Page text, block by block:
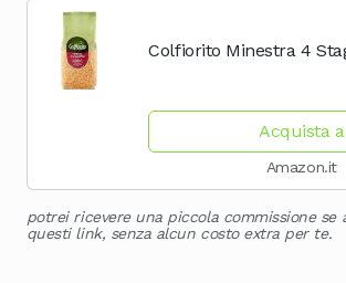
Colfiorito Minestra 4
Acquista a
Amazon.it
potrei ricevere una piccola commissione
questi link, senza alcun costo extra per te.